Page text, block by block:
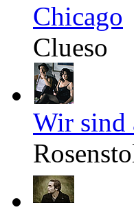
Chicago
Clueso
Wir sind